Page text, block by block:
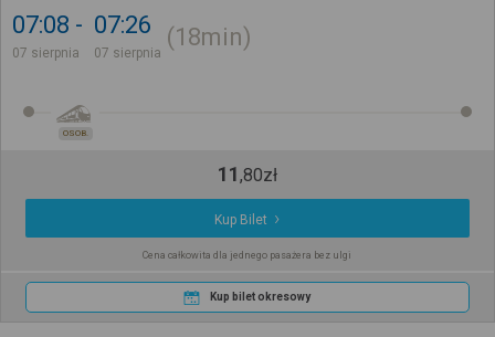
07:08
07 sierpnia
07:26
07 sierpnia
18min
OSOB.
11,80zł
Kup Bilet
Cena całkowita dla jednego pasażera bez ulgi
Kup bilet okresowy